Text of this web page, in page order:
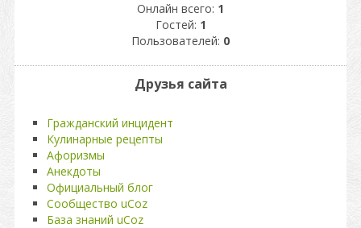
Онлайн всего: 1
Гостей: 1
Пользователей: 0
Друзья сайта
Гражданский инцидент
Кулинарные рецепты
Афоризмы
Анекдоты
Официальный блог
Сообщество uCoz
База знаний uCoz